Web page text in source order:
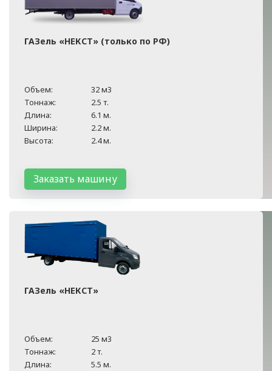
ГАЗель «НЕКСТ» (только по РФ)
Объем:
32 м3
Тоннаж:
2.5 т.
Длина:
6.1 м.
Ширина:
2.2 м.
Высота:
2.4 м.
Заказать машину
ГАЗель «НЕКСТ»
Объем:
25 м3
Тоннаж:
2 т.
Длина:
5.5 м.